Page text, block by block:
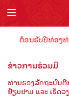
ຕ້ອນຮັບປີທ່ອງທ່ຽວ
ຂ່າວການຮ່ວມມື
ທ່ານຮອງລັດຖະມົນຕີ
ຢ້ຽມຢາມ ແລະ ເຮັດ